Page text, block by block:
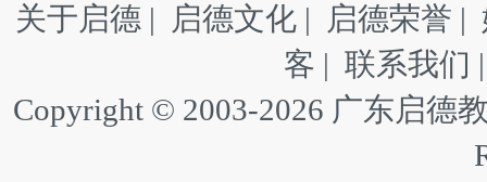
关于启德 | 启德文化 | 启德荣誉 |
客 | 联系我们
Copyright © 2003-2026 广东启德